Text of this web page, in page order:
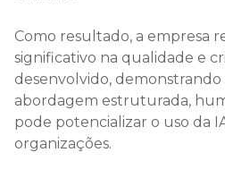
Como resultado, a empresa
significativo na qualidade e
desenvolvido,
abordagem estruturada,
pode potencializar o uso da
organizações.